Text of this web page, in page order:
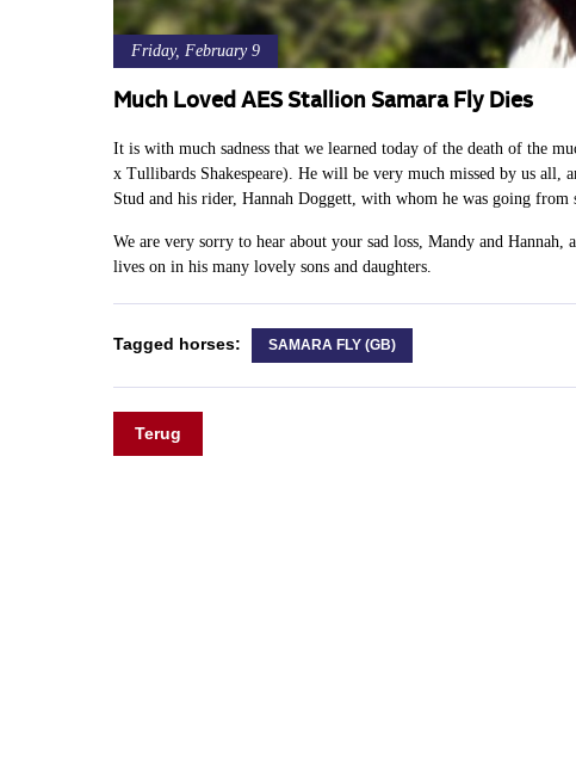
Friday, February 9
Much Loved AES Stallion Samara Fly Dies
It is with much sadness that we learned today of the death of the
x Tullibards Shakespeare). He will be very much missed by us all,
Stud and his rider, Hannah Doggett, with whom he was going from
We are very sorry to hear about your sad loss, Mandy and
lives on in his many lovely sons and daughters.
Tagged horses: SAMARA FLY (GB)
Terug